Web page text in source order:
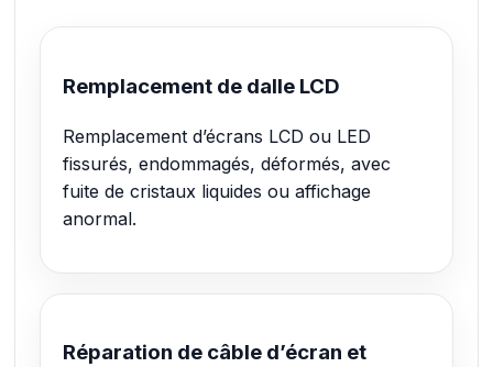
Remplacement de dalle LCD
Remplacement d’écrans LCD ou LED
fissurés, endommagés, déformés, avec
fuite de cristaux liquides ou affichage
anormal.
Réparation de câble d’écran et